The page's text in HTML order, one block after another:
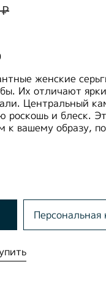
женские
Их отличают
Центральный
роскошь и блеск.
вашему образу,
Персональная